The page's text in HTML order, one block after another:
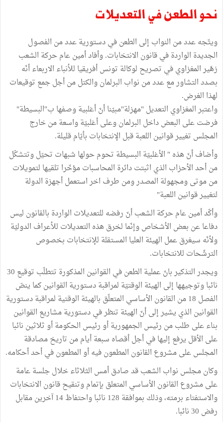
نحو الطعن في التعديلات
ويتّجه عدد من النواب إلى الطعن في دستورية عدد من الفصول
الجديدة الواردة في قانون الانتخابات. وأفاد أمين عام حركة الشعب
زهّير المغزاوي في تصريح لوكالة تونس أفريقيا للأنباء الاربعاء أنّه
بصدد التشاور مع عدد من نواب البرلمان والكتل من أجل جمع توقيعات
لهذا الغرض.
واعتبر المغزاوي التعديل "مهزلة"مبيّنا أنّ أغلبية وصفها ب"البسيطة"
فرضت على البعض داخل البرلمان وعلى أغلبيّة واسعة من خارج
المجلس تغيير قوانين اللعبة قبل الإنتخابات بأيّام قليلة.
وأضاف أنّ هذه " الأغلبيّة البسيطة تحوم حولها شبهات تحيّل وتتشكّل
من أحد الأحزاب الذي اثبتت دائرة المحاسبات مؤخّرا تلقيها لتمويلات
من موتى ومجهولة المصدر ومن طرف اخر استعمل أجهزة الدولة
لتغيير قوانين اللعبة"
وأكّد أمين عام حركة الشعب أنّ رفضه للتعديلات الواردة بالقانون ليس
دفاعا عن بعض الأشخاص وإنّما لخرق هذه التعديلات للأعراف الدوليّة
ولأنّه سيغرق عمل الهيئة العليا المستقلة للإنتخابات بخصوص
الترشّحات للانتخابات.
ويجدر التذكير بانّ عملية الطعن في القوانين المذكورة تتطلّب توقيع 30
نائبا وتوجيهها إلى الهيئة الوقتيّة لمراقبة دستورية القوانين كما ينصّ
الفصل 18 من القانون الأساسي المتعلّق بالهيئة الوقتية لمراقبة دستورية
القوانين الذي يشير إلى أنّ الهيئة تنظر في دستورية مشاريع القوانين
بناء على طلب من رئيس الجمهورية أو رئيس الحكومة أو ثلاثين نائبا
على الأقل يرفع إليها في أجل أقصاه سبعة أيام من تاريخ مصادقة
المجلس على مشروع القانون المطعون فيه أو المطعون في أحد أحكامه.
وكان مجلس نواب الشعب قد صادق أمس الثلاثاء خلال جلسة عامة
على مشروع القانون الأساسي المتعلق بإتمام وتنقيح قانون الانتخابات
والاستفتاء برمته، وذلك بموافقة 128 نائبا واحتفاظ 14 آخرين مقابل
رفض 30 نائبا.